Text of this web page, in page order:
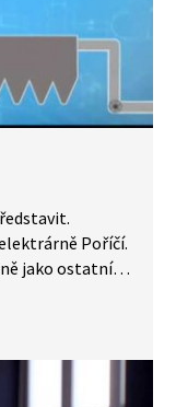
Poříčí.
jako ostatní
elektráren,
zdrojů